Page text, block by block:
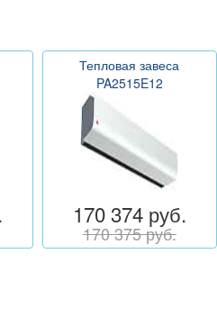
Тепловая завеса
PA2515E12
170 374 руб.
170 375 руб.